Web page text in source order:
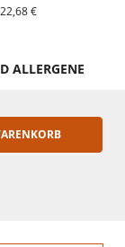
€
ALLERGENE